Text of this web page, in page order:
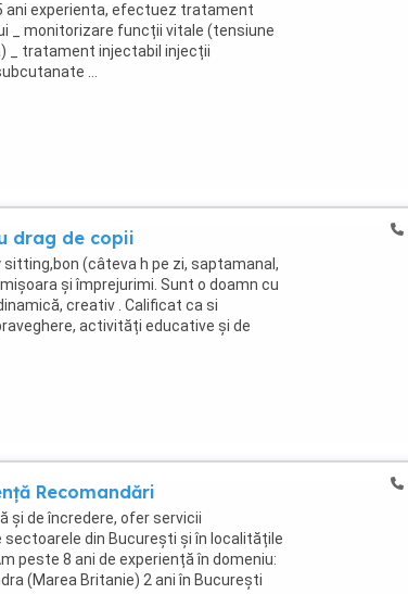
ani experienta, efectuez tratament
_ monitorizare funcții vitale (tensiune
_ tratament injectabil injecții
...
drag de copii
(câteva h pe zi, saptamanal,
și împrejurimi. Sunt o doamn cu
creativ . Calificat ca si
activități educative și de
Recomandări
și de încredere, ofer servicii
din București și în localitățile
peste 8 ani de experiență în domeniu:
(Marea Britanie) 2 ani în București